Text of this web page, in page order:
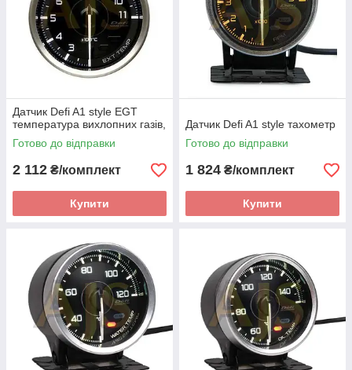
Датчик Defi A1 style EGT
температура вихлопних газів,
Готово до відправки
2 112 ₴/комплект
Купити
Датчик Defi A1 style тахометр
Готово до відправки
1 824 ₴/комплект
Купити